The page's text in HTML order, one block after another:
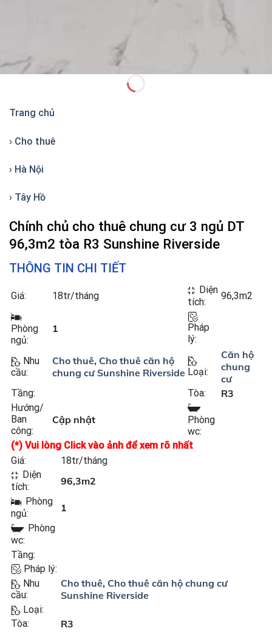
Trang chủ
› Cho thuê
› Hà Nội
› Tây Hồ
Chính chủ cho thuê chung cư 3 ngủ DT
96,3m2 tòa R3 Sunshine Riverside
THÔNG TIN CHI TIẾT
Giá: 18tr/tháng
Diện
tích:
96,3m2
Phòng
ngủ:
1
Pháp
lý:
Nhu
cầu:
Cho thuê, Cho thuê căn hộ
chung cư Sunshine Riverside Loại:
Căn hộ
chung
cư
Tầng: Tòa: R3
Hướng/
Ban
công:
Cập nhật
Phòng
wc:
(*) Vui lòng Click vào ảnh để xem rõ nhất
Giá:
18tr/tháng
Diện
tích:
96,3m2
Phòng
ngủ:
1
Phòng
wc:
Tầng:
Pháp lý:
Nhu
cầu:
Cho thuê, Cho thuê căn hộ chung cư
Sunshine Riverside
Loại:
Tòa:
R3